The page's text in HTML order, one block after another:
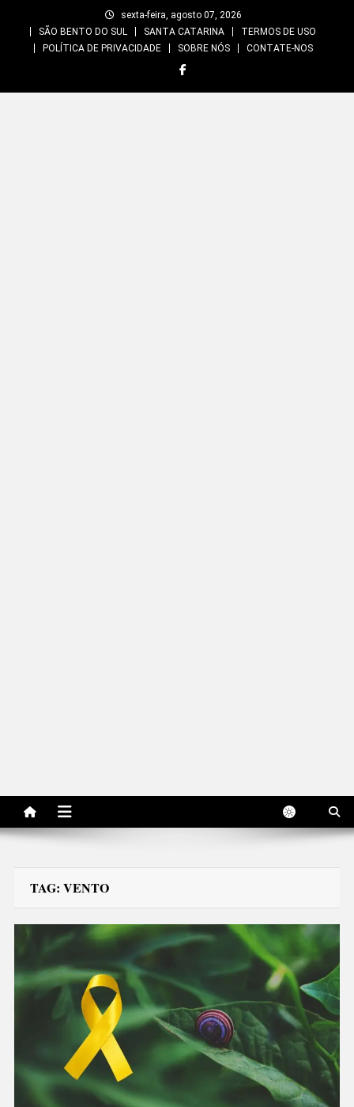
sexta-feira, agosto 07, 2026
SÃO BENTO DO SUL
SANTA CATARINA
TERMOS DE USO
POLÍTICA DE PRIVACIDADE
SOBRE NÓS CONTATE-NOS
TAG: VENTO